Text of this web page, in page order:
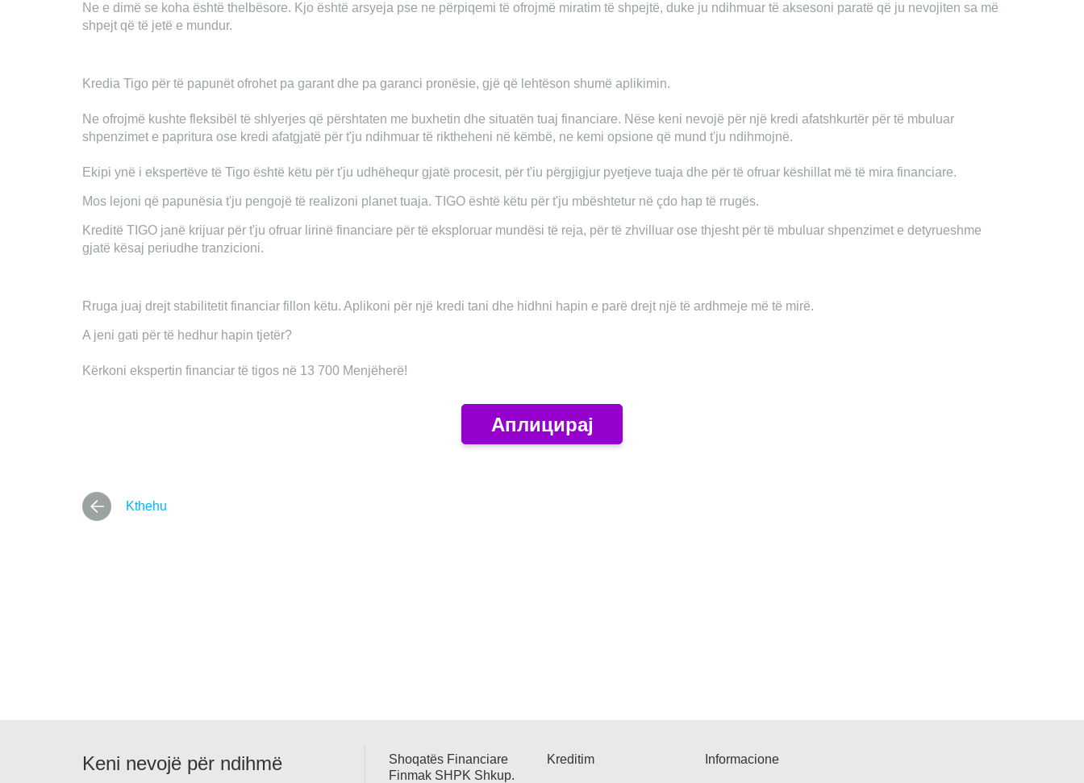
Ne e dimë se koha është thelbësore. Kjo është arsyeja pse ne përpiqemi të ofrojmë miratim të shpejtë, duke ju ndihmuar të aksesoni paratë që ju nevojiten sa më
shpejt që të jetë e mundur.
Kredia Tigo për të papunët ofrohet pa garant dhe pa garanci pronësie, gjë që lehtëson shumë aplikimin.
Ne ofrojmë kushte fleksibël të shlyerjes që përshtaten me buxhetin dhe situatën tuaj financiare. Nëse keni nevojë për një kredi afatshkurtër për të mbuluar
shpenzimet e papritura ose kredi afatgjatë për t'ju ndihmuar të riktheheni në këmbë, ne kemi opsione që mund t'ju ndihmojnë.
Ekipi ynë i ekspertëve të Tigo është këtu për t'ju udhëhequr gjatë procesit, për t'iu përgjigjur pyetjeve tuaja dhe për të ofruar këshillat më të mira financiare.
Mos lejoni që papunësia t'ju pengojë të realizoni planet tuaja. TIGO është këtu për t'ju mbështetur në çdo hap të rrugës.
Kreditë TIGO janë krijuar për t'ju ofruar lirinë financiare për të eksploruar mundësi të reja, për të zhvilluar ose thjesht për të mbuluar shpenzimet e detyrueshme
gjatë kësaj periudhe tranzicioni.
Rruga juaj drejt stabilitetit financiar fillon këtu. Aplikoni për një kredi tani dhe hidhni hapin e parë drejt një të ardhmeje më të mirë.
A jeni gati për të hedhur hapin tjetër?
Kërkoni ekspertin financiar të tigos në 13 700 Menjëherë!
Аплицирај
Kthehu
Keni nevojë për ndihmë
Shoqatës Financiare
Finmak SHPK Shkup.
Kreditim Informacione